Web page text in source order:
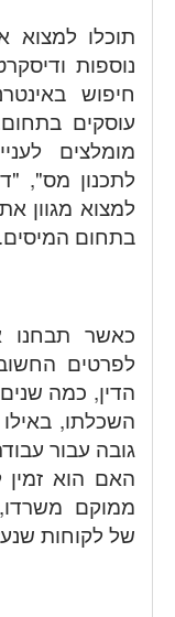
תוכלו למצוא
נוספות
חיפוש
עוסקים
מומלצים
לתכנון מס",
למצוא מגוון
בתחום המיסים.
כאשר תבחנו
לפרטים
הדין, כמה
השכלתו,
גובה עבור
האם הוא זמין
ממוקם
של לקוחות